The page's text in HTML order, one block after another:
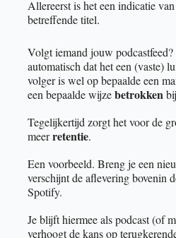
Allereerst is het een indicatie
betreffende titel.
Volgt iemand jouw
automatisch dat het een (vaste)
volger is wel op bepaalde een
een bepaalde wijze betrokken
Tegelijkertijd zorgt het voor de
meer retentie.
Een voorbeeld. Breng je een
verschijnt de aflevering bovenin
Spotify.
Je blijft hiermee als podcast (of
verhoogt de kans op